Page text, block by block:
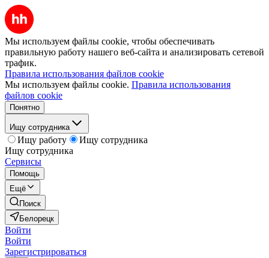
Мы используем файлы cookie, чтобы обеспечивать
правильную работу нашего веб-сайта и анализировать сетевой
трафик.
Правила использования файлов cookie
Мы используем файлы cookie. Правила использования
файлов cookie
Понятно
Ищу сотрудника
Ищу работу
Ищу сотрудника
Ищу сотрудника
Сервисы
Помощь
Ещё
Поиск
Белорецк
Войти
Войти
Зарегистрироваться